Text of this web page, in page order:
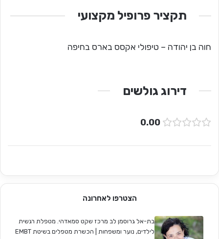
תקציר פרופיל מקצועי
חוה בן יהודה – טיפולי אקסס בארס בחיפה
דירוג גולשים
0.00
הצטרפו לאחרונה
בת-אל גרוסמן לב מרכז שקט סמאדהי. מטפלת רגשית
לילדים, נוער ומשפחות | הכשרת מטפלים בשיטת EMBT